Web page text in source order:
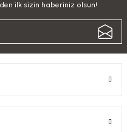
ilk sizin haberiniz olsun!